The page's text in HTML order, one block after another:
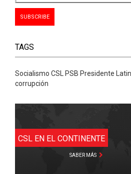
TAGS
Socialismo CSL PSB Presidente
corrupción
CSL EN EL CONTINENTE
SABER MÁS